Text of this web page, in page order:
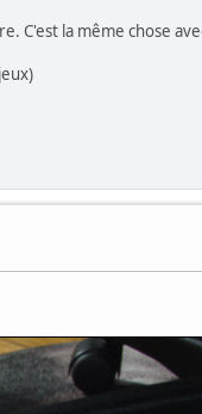
C'est la même chose